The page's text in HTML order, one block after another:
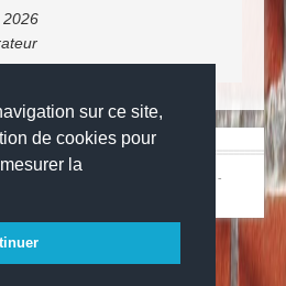
sur ce site,
de cookies pour
la
2026
-